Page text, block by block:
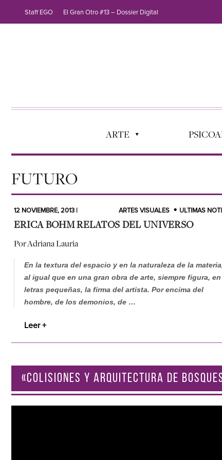
Staff EGO El Gran Otro #13 – Dossier Digital
ARTE
FUTURO
12 NOVIEMBRE, 2013 | ARTES VISUALES ULTIMAS
ERICA BOHM RELATOS DEL UNIVERSO
Por Adriana Lauria
En la textura del espacio y en la naturaleza de la
al igual que en una gran obra de arte, siempre figura, en
letras pequeñas, la firma del artista. Por encima del
hombre, de los demonios, de …
Leer +
«COLISIONES Y ARQUITECTURA DE